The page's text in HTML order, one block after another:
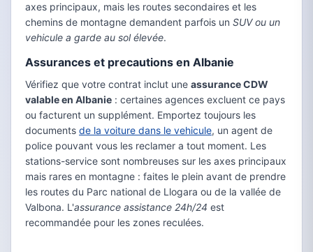
axes principaux, mais les routes secondaires et les
chemins de montagne demandent parfois un SUV ou un
vehicule a garde au sol élevée.
Assurances et precautions en Albanie
Vérifiez que votre contrat inclut une assurance CDW
valable en Albanie : certaines agences excluent ce pays
ou facturent un supplément. Emportez toujours les
documents de la voiture dans le vehicule, un agent de
police pouvant vous les reclamer a tout moment. Les
stations-service sont nombreuses sur les axes principaux
mais rares en montagne : faites le plein avant de prendre
les routes du Parc national de Llogara ou de la vallée de
Valbona. L'assurance assistance 24h/24 est
recommandée pour les zones reculées.